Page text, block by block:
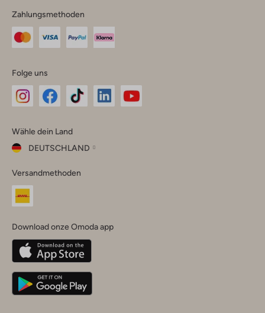
Zahlungsmethoden
Folge uns
Instagram
Facebook
TikTok
Wähle dein Land
DEUTSCHLAND
dein
Land
Belgique(Français)
Deutschland
Versandmethoden
Download onze Omoda app